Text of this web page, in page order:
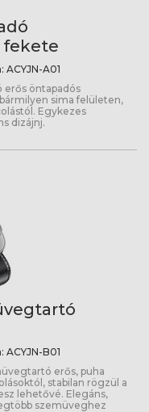
fekete
ACYJN-A01
erős öntapadós
sima felületen,
Egykezes
dizájnj.
ACYJN-B01
erős, puha
stabilan rögzül a
lehetővé. Elegáns,
szemüveghez